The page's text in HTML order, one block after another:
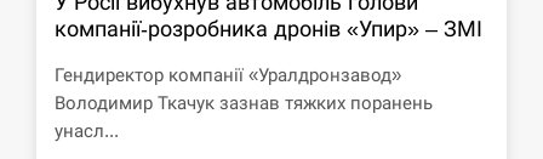
компанії-розробника дронів «Упир» – ЗМІ
Гендиректор компанії «Уралдронзавод»
Володимир Ткачук зазнав тяжких поранень
унасл...